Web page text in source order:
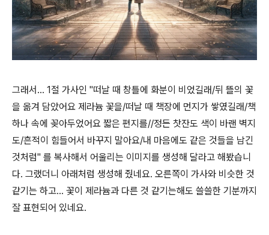
그래서... 1절 가사인 "떠날 때 창틀에 화분이 비었길래/뒤 뜰의 꽃
을 옮겨 담았어요 제라늄 꽃을/떠날 때 책장에 먼지가 쌓였길래/책
하나 속에 꽂아두었어요 짧은 편지를//정든 찻잔도 색이 바랜 벽지
도/흔적이 힘들어서 바꾸지 말아요/내 마음에도 같은 것들을 남긴
것처럼" 를 복사해서 어울리는 이미지를 생성해 달라고 해봤습니
다. 그랬더니 아래처럼 생성해 줬네요. 오른쪽이 가사와 비슷한 것
같기는 하고... 꽃이 제라늄과 다른 것 같기는해도 쓸쓸한 기분까지
잘 표현되어 있네요.